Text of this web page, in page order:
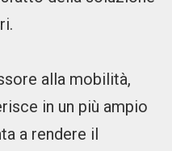
alla mobilità,
in un più ampio
a rendere il